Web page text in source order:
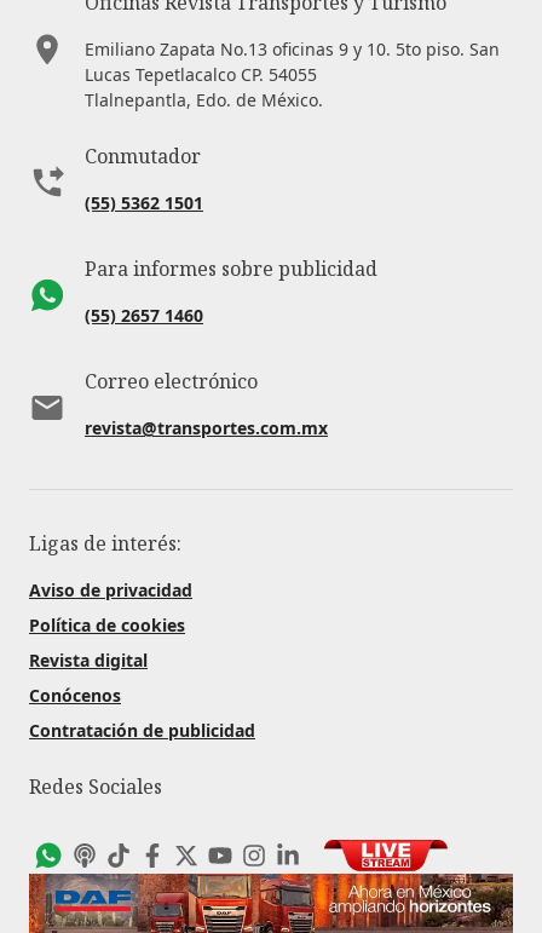
Emiliano Zapata No.13 oficinas 9 y 10. 5to piso. San
Lucas Tepetlacalco CP. 54055
Tlalnepantla, Edo. de México.
Conmutador
(55) 5362 1501
Para informes sobre publicidad
(55) 2657 1460
Correo electrónico
revista@transportes.com.mx
Ligas de interés:
Aviso de privacidad
Política de cookies
Revista digital
Conócenos
Contratación de publicidad
Redes Sociales